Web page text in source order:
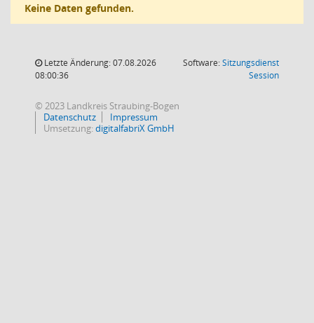
Keine Daten gefunden.
Letzte Änderung: 07.08.2026
08:00:36
Software:Sitzungsdienst
Session(Wird in
© 2023 Landkreis Straubing-Bogen
Datenschutz
Impressum
Umsetzung:digitalfabriX GmbH